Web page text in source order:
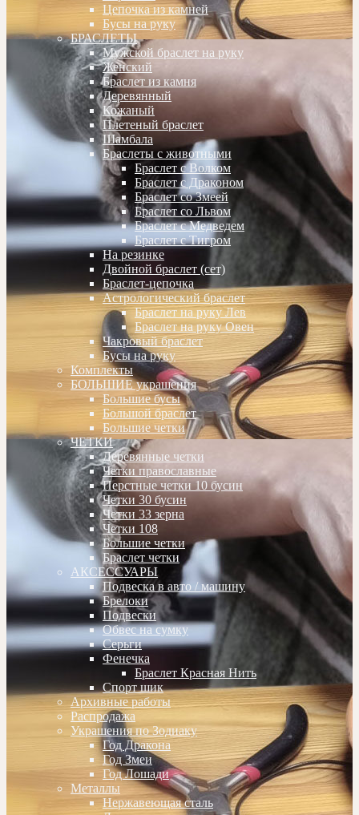
Цепочка из камней
Бусы на руку
БРАСЛЕТЫ
Мужской браслет на руку
Женский
Браслет из камня
Деревянный
Кожаный
Плетеный браслет
Шамбала
Браслеты с животными
Браслет с Волком
Браслет с Драконом
Браслет со Змеей
Браслет со Львом
Браслет с Медведем
Браслет с Тигром
На резинке
Двойной браслет (сет)
Браслет-цепочка
Астрологический браслет
Браслет на руку Лев
Браслет на руку Овен
Чакровый браслет
Бусы на руку
Комплекты
БОЛЬШИЕ украшения
Большие бусы
Большой браслет
Большие четки
ЧЕТКИ
Деревянные четки
Четки православные
Перстные четки 10 бусин
Четки 30 бусин
Четки 33 зерна
Четки 108
Большие четки
Браслет четки
АКСЕССУАРЫ
Подвеска в авто / машину
Брелоки
Подвески
Обвес на сумку
Серьги
Фенечка
Браслет Красная Нить
Спорт шик
Архивные работы
Распродажа
Украшения по Зодиаку
Год Дракона
Год Змеи
Год Лошади
Металлы
Нержавеющая сталь